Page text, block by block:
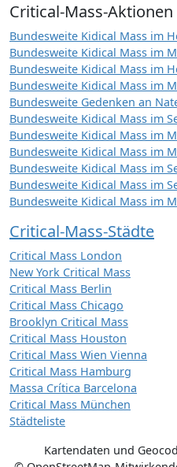
Critical-Mass-Aktionen
Bundesweite Kidical Mass im
Bundesweite Kidical Mass im
Bundesweite Kidical Mass im
Bundesweite Kidical Mass im
Bundesweite Gedenken an
Bundesweite Kidical Mass im
Bundesweite Kidical Mass im
Bundesweite Kidical Mass im
Bundesweite Kidical Mass im
Bundesweite Kidical Mass im
Bundesweite Kidical Mass im
Critical-Mass-Städte
Critical Mass London
New York Critical Mass
Critical Mass Berlin
Critical Mass Chicago
Brooklyn Critical Mass
Critical Mass Houston
Critical Mass Wien Vienna
Critical Mass Hamburg
Massa Crítica Barcelona
Critical Mass München
Städteliste
Kartendaten und